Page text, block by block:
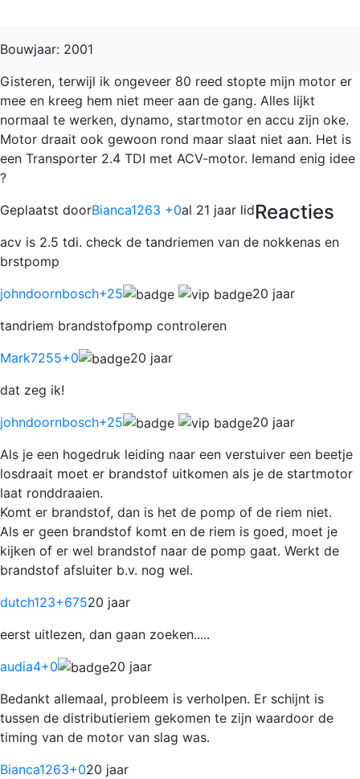
Bouwjaar: 2001
Gisteren, terwijl ik ongeveer 80 reed stopte mijn motor er
mee en kreeg hem niet meer aan de gang. Alles lijkt
normaal te werken, dynamo, startmotor en accu zijn oke.
Motor draait ook gewoon rond maar slaat niet aan. Het is
een Transporter 2.4 TDI met ACV-motor. Iemand enig idee
?
Geplaatst doorBianca1263 +0al 21 jaar lidReacties
acv is 2.5 tdi. check de tandriemen van de nokkenas en
brstpomp
johndoornbosch+25
20 jaar
tandriem brandstofpomp controleren
Mark7255+0
20 jaar
dat zeg ik!
johndoornbosch+25
20 jaar
Als je een hogedruk leiding naar een verstuiver een beetje
losdraait moet er brandstof uitkomen als je de startmotor
laat ronddraaien.
Komt er brandstof, dan is het de pomp of de riem niet.
Als er geen brandstof komt en de riem is goed, moet je
kijken of er wel brandstof naar de pomp gaat. Werkt de
brandstof afsluiter b.v. nog wel.
dutch123+67520 jaar
eerst uitlezen, dan gaan zoeken.....
audia4+0
20 jaar
Bedankt allemaal, probleem is verholpen. Er schijnt is
tussen de distributieriem gekomen te zijn waardoor de
timing van de motor van slag was.
Bianca1263+020 jaar